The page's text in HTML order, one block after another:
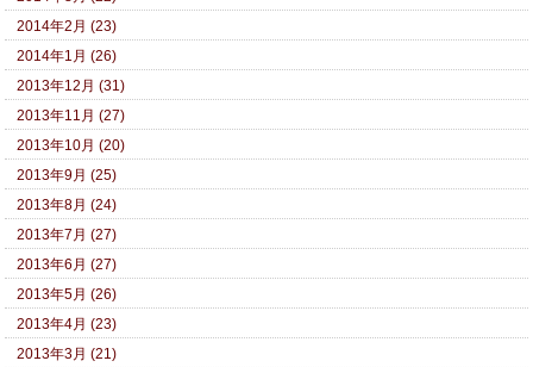
2014年2月 (23)
2014年1月 (26)
2013年12月 (31)
2013年11月 (27)
2013年10月 (20)
2013年9月 (25)
2013年8月 (24)
2013年7月 (27)
2013年6月 (27)
2013年5月 (26)
2013年4月 (23)
2013年3月 (21)